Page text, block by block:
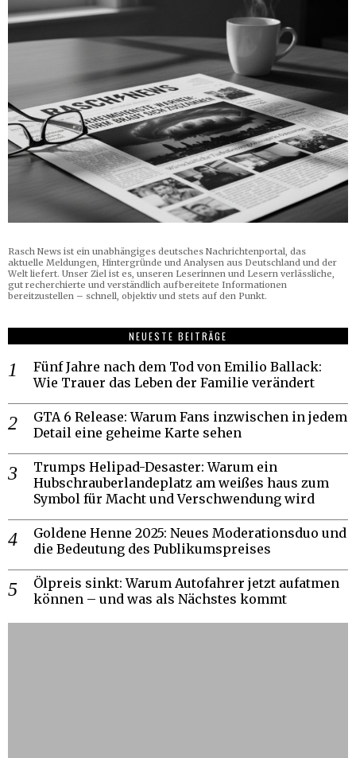
Rasch News ist ein unabhängiges deutsches Nachrichtenportal, das
aktuelle Meldungen, Hintergründe und Analysen aus Deutschland und der
Welt liefert. Unser Ziel ist es, unseren Leserinnen und Lesern verlässliche,
gut recherchierte und verständlich aufbereitete Informationen
bereitzustellen – schnell, objektiv und stets auf den Punkt.
NEUESTE BEITRÄGE
Fünf Jahre nach dem Tod von Emilio Ballack:
Wie Trauer das Leben der Familie verändert
GTA 6 Release: Warum Fans inzwischen in jedem
Detail eine geheime Karte sehen
Trumps Helipad-Desaster: Warum ein
Hubschrauberlandeplatz am weißes haus zum
Symbol für Macht und Verschwendung wird
Goldene Henne 2025: Neues Moderationsduo und
die Bedeutung des Publikumspreises
Ölpreis sinkt: Warum Autofahrer jetzt aufatmen
können – und was als Nächstes kommt